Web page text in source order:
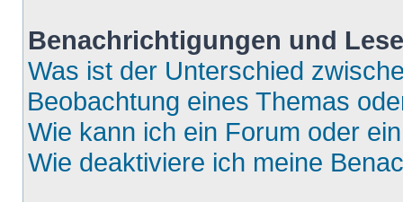
Benachrichtigungen und
Was ist der Unterschied
Beobachtung eines Themas
Wie kann ich ein Forum oder
Wie deaktiviere ich meine